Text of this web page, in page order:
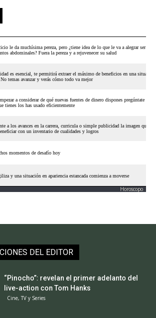
Horoscopo
DEL EDITOR
“Pinocho”: revelan el primer adelanto del
live-action con Tom Hanks
Cine, TV y Series